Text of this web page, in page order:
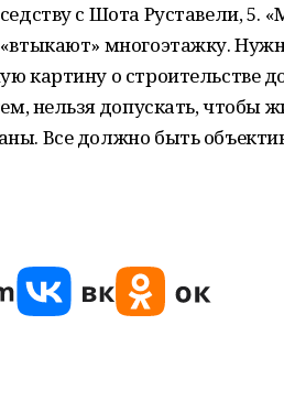
с Шота Руставели, 5.
многоэтажку.
картину о строительстве
нельзя допускать, чтобы
Все должно быть